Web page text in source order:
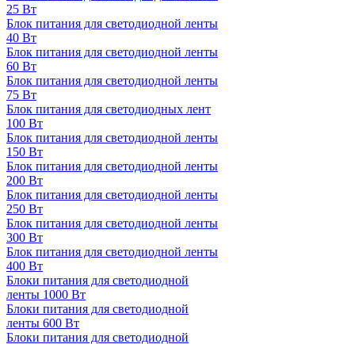
25 Вт
Блок питания для светодиодной ленты
40 Вт
Блок питания для светодиодной ленты
60 Вт
Блок питания для светодиодной ленты
75 Вт
Блок питания для светодиодных лент
100 Вт
Блок питания для светодиодной ленты
150 Вт
Блок питания для светодиодной ленты
200 Вт
Блок питания для светодиодной ленты
250 Вт
Блок питания для светодиодной ленты
300 Вт
Блок питания для светодиодной ленты
400 Вт
Блоки питания для светодиодной
ленты 1000 Вт
Блоки питания для светодиодной
ленты 600 Вт
Блоки питания для светодиодной